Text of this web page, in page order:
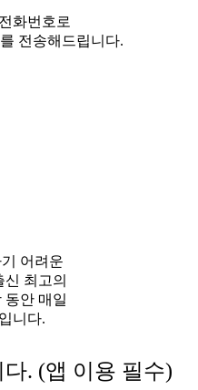
화번호로
전송해드립니다.
어려운
최고의
동안 매일
니다.
. (앱 이용 필수)